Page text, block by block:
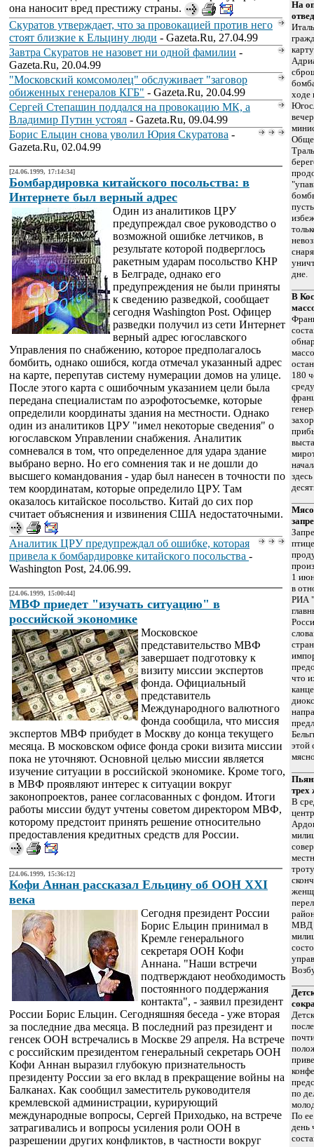
она наносит вред престижу страны.
Скуратов утверждает, что за провокацией против него
стоят близкие к Ельцину люди - Gazeta.Ru, 27.04.99
Завтра Скуратов не назовет ни одной фамилии -
Gazeta.Ru, 20.04.99
"Московский комсомолец" обслуживает "заговор
обиженных генералов КГБ" - Gazeta.Ru, 20.04.99
Сергей Степашин поддался на провокацию МК, а
Владимир Путин устоял - Gazeta.Ru, 09.04.99
Борис Ельцин снова уволил Юрия Скуратова -
Gazeta.Ru, 02.04.99
[24.06.1999, 17:14:34]
Бомбардировка китайского посольства: в
Интернете был верный адрес
Один из аналитиков ЦРУ
предупреждал свое руководство о
возможной ошибке летчиков, в
результате которой подверглось
ракетным ударам посольство КНР
в Белграде, однако его
предупреждения не были приняты
к сведению разведкой, сообщает
сегодня Washington Post. Офицер
разведки получил из сети Интернет
верный адрес югославского
Управления по cнабжению, которое предполагалось
бомбить, однако ошибся, когда отмечал указанный адрес
на карте, перепутав систему нумерации домов на улице.
После этого карта с ошибочным указанием цели была
передана специалистам по аэрофотосъемке, которые
определили координаты здания на местности. Однако
один из аналитиков ЦРУ "имел некоторые сведения" о
югославском Управлении снабжения. Аналитик
сомневался в том, что определенное для удара здание
выбрано верно. Но его сомнения так и не дошли до
высшего командования - удар был нанесен в точности по
тем координатам, которые определило ЦРУ. Там
оказалось китайское посольство. Китай до сих пор
считает объяснения и извинения США недостаточными.
Аналитик ЦРУ предупреждал об ошибке, которая
привела к бомбардировке китайского посольства -
Washington Post, 24.06.99.
[24.06.1999, 15:00:44]
МВФ приедет "изучать ситуацию" в
российской экономике
Московское
представительство МВФ
завершает подготовку к
визиту миссии экспертов
фонда. Официальный
представитель
Международного валютного
фонда сообщила, что миссия
экспертов МВФ прибудет в Москву до конца текущего
месяца. В московском офисе фонда сроки визита миссии
пока не уточняют. Основной целью миссии является
изучение ситуации в российской экономике. Кроме того,
в МВФ проявляют интерес к ситуации вокруг
законопроектов, ранее согласованных с фондом. Итоги
работы миссии будут учтены советом директором МВФ,
которому предстоит принять решение относительно
предоставления кредитных средств для России.
[24.06.1999, 15:36:12]
Кофи Аннан рассказал Ельцину об ООН XXI
века
Сегодня президент России
Борис Ельцин принимал в
Кремле генерального
секретаря ООН Кофи
Аннана. "Наши встречи
подтверждают необходимость
постоянного поддержания
контакта", - заявил президент
России Борис Ельцин. Сегодняшняя беседа - уже вторая
за последние два месяца. В последний раз президент и
генсек ООН встречались в Москве 29 апреля. На встрече
с российским президентом генеральный секретарь ООН
Кофи Аннан выразил глубокую признательность
президенту России за его вклад в прекращение войны на
Балканах. Как сообщил заместитель руководителя
кремлевской администрации, курирующий
международные вопросы, Сергей Приходько, на встрече
затрагивались и вопросы усиления роли ООН в
разрешении других конфликтов, в частности вокруг
На
ходе
дне.
В
180
Мясо
1
в
РИА
что
этой
трех
В
МВД
по
По
день